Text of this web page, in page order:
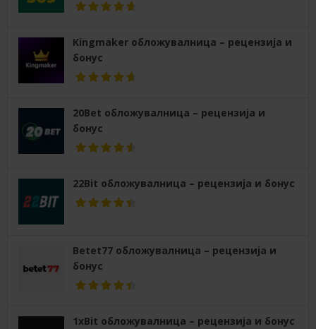
Kingmaker обложувалница – рецензија и
бонус
20Bet обложувалница – рецензија и
бонус
22Bit обложувалница – рецензија и бонус
Betet77 обложувалница – рецензија и
бонус
1xBit обложувалница – рецензија и бонус